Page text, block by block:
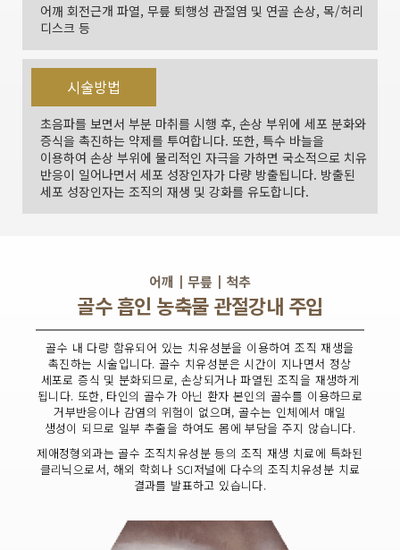
어깨 회전근개 파열, 무릎 퇴행성 관절염 및 연골 손상, 목/허리
디스크 등
시술방법
초음파를 보면서 부분 마취를 시행 후, 손상 부위에 세포 분화와
증식을 촉진하는 약제를 투여합니다. 또한, 특수 바늘을
이용하여 손상 부위에 물리적인 자극을 가하면 국소적으로 치유
반응이 일어나면서 세포 성장인자가 다량 방출됩니다. 방출된
세포 성장인자는 조직의 재생 및 강화를 유도합니다.
어깨┃무릎┃척추
골수 흡인 농축물 관절강내 주입
골수 내 다량 함유되어 있는 치유성분을 이용하여 조직 재생을
촉진하는 시술입니다. 골수 치유성분은 시간이 지나면서 정상
세포로 증식 및 분화되므로, 손상되거나 파열된 조직을 재생하게
됩니다. 또한, 타인의 골수가 아닌 환자 본인의 골수를 이용하므로
거부반응이나 감염의 위험이 없으며, 골수는 인체에서 매일
생성이 되므로 일부 추출을 하여도 몸에 부담을 주지 않습니다.
제애정형외과는 골수 조직치유성분 등의 조직 재생 치료에 특화된
클리닉으로서, 해외 학회나 SCI저널에 다수의 조직치유성분 치료
결과를 발표하고 있습니다.